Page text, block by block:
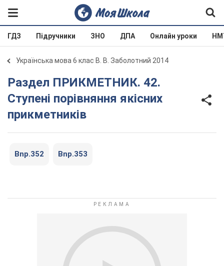
ГДЗ Підручники ЗНО ДПА Онлайн уроки
Українська мова 6 клас В. В. Заболотний 2014
Раздел ПРИКМЕТНИК. 42.
Ступені порівняння якісних
прикметників
Bnp.352 Bnp.353